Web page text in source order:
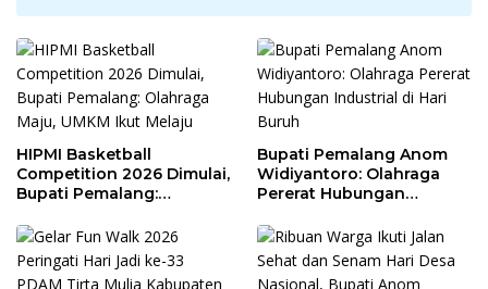
HIPMI Basketball
Competition 2026 Dimulai,
Bupati Pemalang:
Melaju
Bupati Pemalang Anom
Widiyantoro: Olahraga
Pererat Hubungan